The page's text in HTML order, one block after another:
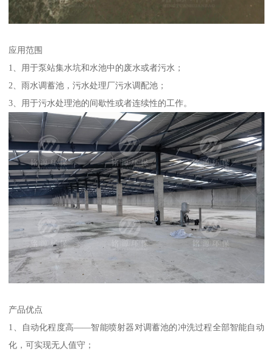
应用范围
1、用于泵站集水坑和水池中的废水或者污水；
2、雨水调蓄池，污水处理厂污水调配池；
3、用于污水处理池的间歇性或者连续性的工作。
产品优点
1、自动化程度高——智能喷射器对调蓄池的冲洗过程全部智能自动
化，可实现无人值守；